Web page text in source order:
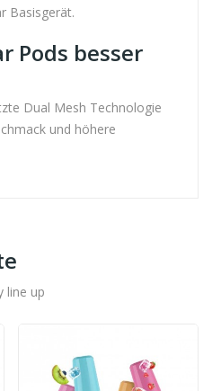
Basisgerät.
Pods besser
Dual Mesh Technologie
und höhere
line up